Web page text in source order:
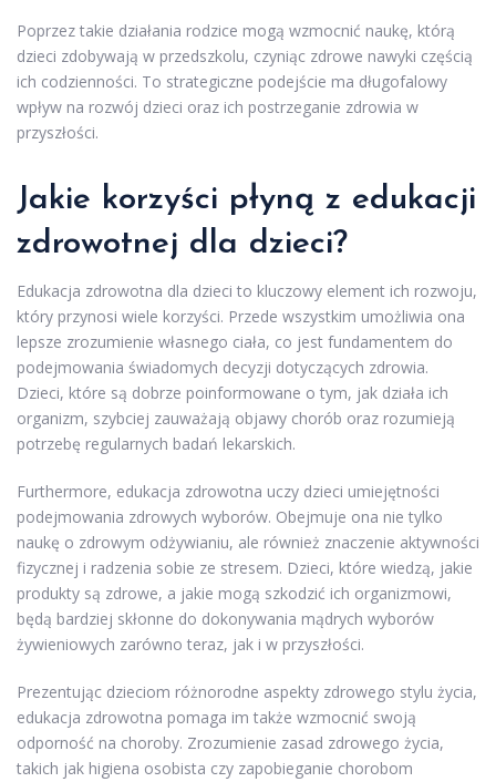
Poprzez takie działania rodzice mogą wzmocnić naukę, którą
dzieci zdobywają w przedszkolu, czyniąc zdrowe nawyki częścią
ich codzienności. To strategiczne podejście ma długofalowy
wpływ na rozwój dzieci oraz ich postrzeganie zdrowia w
przyszłości.
Jakie korzyści płyną z edukacji
zdrowotnej dla dzieci?
Edukacja zdrowotna dla dzieci to kluczowy element ich rozwoju,
który przynosi wiele korzyści. Przede wszystkim umożliwia ona
lepsze zrozumienie własnego ciała, co jest fundamentem do
podejmowania świadomych decyzji dotyczących zdrowia.
Dzieci, które są dobrze poinformowane o tym, jak działa ich
organizm, szybciej zauważają objawy chorób oraz rozumieją
potrzebę regularnych badań lekarskich.
Furthermore, edukacja zdrowotna uczy dzieci umiejętności
podejmowania zdrowych wyborów. Obejmuje ona nie tylko
naukę o zdrowym odżywianiu, ale również znaczenie aktywności
fizycznej i radzenia sobie ze stresem. Dzieci, które wiedzą, jakie
produkty są zdrowe, a jakie mogą szkodzić ich organizmowi,
będą bardziej skłonne do dokonywania mądrych wyborów
żywieniowych zarówno teraz, jak i w przyszłości.
Prezentując dzieciom różnorodne aspekty zdrowego stylu życia,
edukacja zdrowotna pomaga im także wzmocnić swoją
odporność na choroby. Zrozumienie zasad zdrowego życia,
takich jak higiena osobista czy zapobieganie chorobom